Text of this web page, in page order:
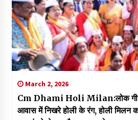
March 2, 2026
Cm Dhami Holi Milan:लोक गीतों
आवास में निखरे होली के रंग, होली मिलन